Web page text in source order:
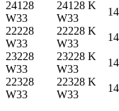
24128
W33
24128 K
W33
22228
W33
22228 K
W33
23228
W33
23228 K
W33
22328
W33
22328 K
W33